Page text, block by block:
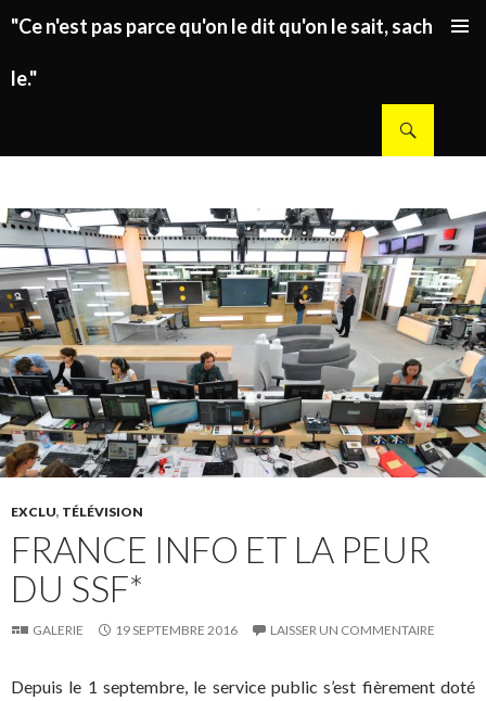
"Ce n'est pas parce qu'on le dit qu'on le sait, sachez
le."
EXCLU, TÉLÉVISION
FRANCE INFO ET LA PEUR
DU SSF*
GALERIE 19 SEPTEMBRE 2016 LAISSER UN COMMENTAIRE
Depuis le 1 septembre, le service public s’est fièrement doté